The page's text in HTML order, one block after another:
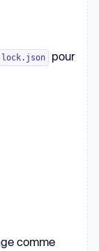
lock.json
pour
comme